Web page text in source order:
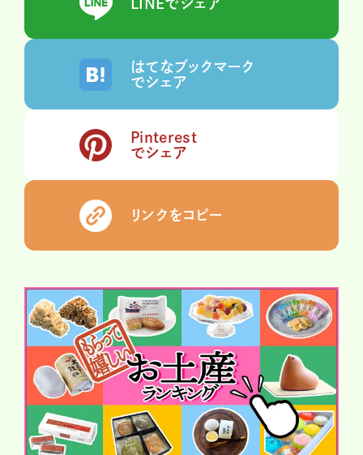
LINEでシェア
はてなブックマーク
でシェア
Pinterest
でシェア
リンクをコピー